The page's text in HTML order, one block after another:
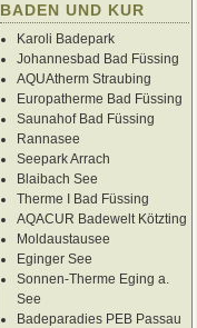
BADEN UND KUR
Karoli Badepark
Johannesbad Bad Füssing
AQUAtherm Straubing
Europatherme Bad Füssing
Saunahof Bad Füssing
Rannasee
Seepark Arrach
Blaibach See
Therme I Bad Füssing
AQACUR Badewelt Kötzting
Moldaustausee
Eginger See
Sonnen-Therme Eging a.
See
Badeparadies PEB Passau